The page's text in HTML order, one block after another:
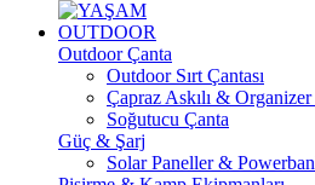
OUTDOOR
Outdoor Çanta
Outdoor Sırt Çantası
Çapraz Askılı &
Soğutucu Çanta
Güç & Şarj
Solar Paneller &